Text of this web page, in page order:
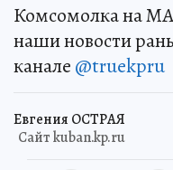
Комсомолка на
наши новости
канале @truekpru
Евгения ОСТРАЯ
Сайт kuban.kp.ru